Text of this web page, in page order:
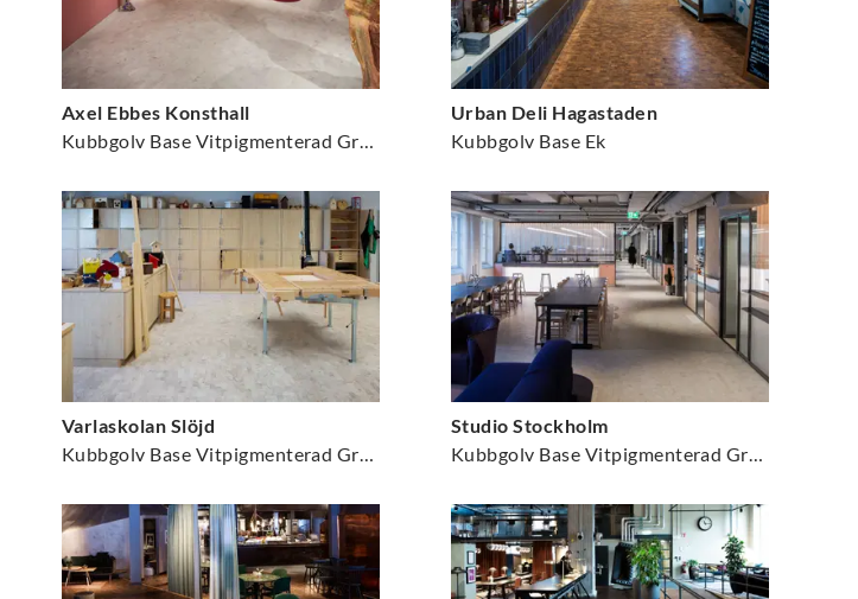
Axel Ebbes Konsthall
Kubbgolv Base Vitpigmenterad Gran
Urban Deli Hagastaden
Kubbgolv Base Ek
Varlaskolan Slöjd
Kubbgolv Base Vitpigmenterad Gran
Studio Stockholm
Kubbgolv Base Vitpigmenterad Gran